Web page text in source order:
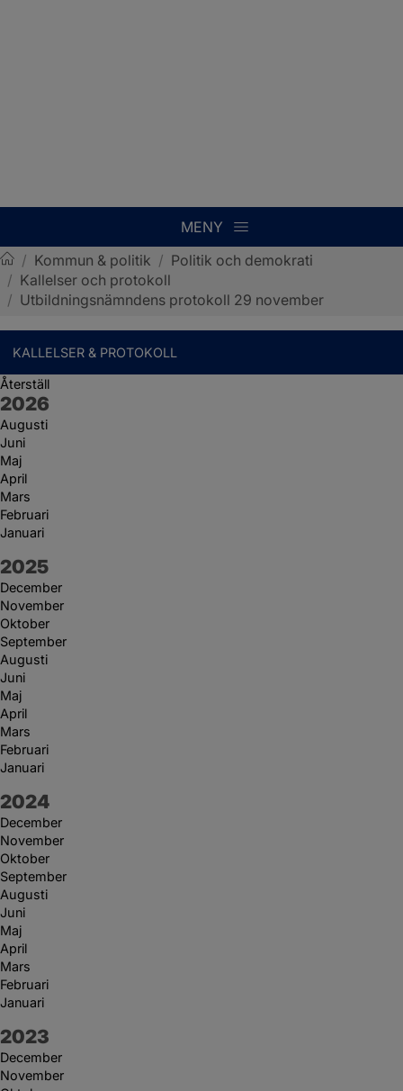
MENY
Sotenäs kommun
/ Kommun & politik / Politik och demokrati
/ Kallelser och protokoll
/ Utbildningsnämndens protokoll 29 november
KALLELSER & PROTOKOLL
Återställ
År:
2026
Augusti
Juni
Maj
April
Mars
Februari
Januari
År:
2025
December
November
Oktober
September
Augusti
Juni
Maj
April
Mars
Februari
Januari
År:
2024
December
November
Oktober
September
Augusti
Juni
Maj
April
Mars
Februari
Januari
År:
2023
December
November